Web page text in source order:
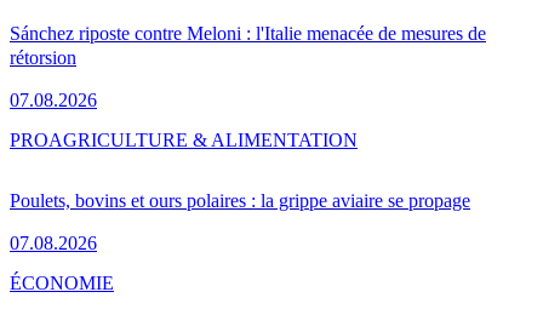
Sánchez riposte contre Meloni : l'Italie menacée de mesures de
rétorsion
07.08.2026
Poulets, bovins et ours polaires : la grippe aviaire se propage
07.08.2026
PROAGRICULTURE & ALIMENTATION
ÉCONOMIE